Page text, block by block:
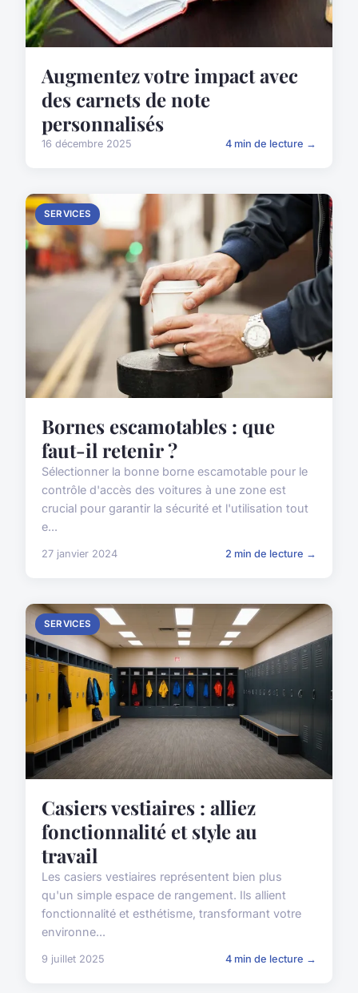
Augmentez votre impact avec
des carnets de note
personnalisés
16 décembre 2025 4 min de lecture →
SERVICES
Bornes escamotables : que
faut-il retenir ?
Sélectionner la bonne borne escamotable pour le
contrôle d'accès des voitures à une zone est
crucial pour garantir la sécurité et l'utilisation tout
e...
27 janvier 2024 2 min de lecture →
SERVICES
Casiers vestiaires : alliez
fonctionnalité et style au
travail
Les casiers vestiaires représentent bien plus
qu'un simple espace de rangement. Ils allient
fonctionnalité et esthétisme, transformant votre
environne...
9 juillet 2025 4 min de lecture →